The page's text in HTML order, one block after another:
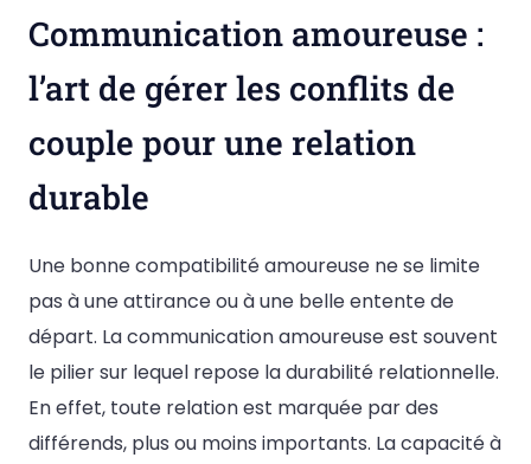
Communication amoureuse :
l’art de gérer les conflits de
couple pour une relation
durable
Une bonne compatibilité amoureuse ne se limite
pas à une attirance ou à une belle entente de
départ. La communication amoureuse est souvent
le pilier sur lequel repose la durabilité relationnelle.
En effet, toute relation est marquée par des
différends, plus ou moins importants. La capacité à